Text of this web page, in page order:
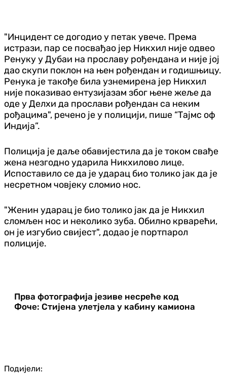
"Инцидент се догодио у петак увече. Према
истрази, пар се посвађао јер Никхил није одвео
Ренуку у Дубаи на прославу рођендана и није јој
дао скупи поклон на њен рођендан и годишњицу.
Ренука је такође била узнемирена јер Никхил
није показивао ентузијазам због њене жеље да
оде у Делхи да прослави рођендан са неким
рођацима", речено је у полицији, пише “Тајмс оф
Индија”.
Полиција је даље обавијестила да је током свађе
жена незгодно ударила Никхилово лице.
Испоставило се да је ударац био толико јак да је
несретном човјеку сломио нос.
"Женин ударац је био толико јак да је Никхил
сломљен нос и неколико зуба. Обилно крварећи,
он је изгубио свијест", додао је портпарол
полиције.
Прва фотографија језиве несреће код
Фоче: Стијена улетјела у кабину камиона
Подијели: